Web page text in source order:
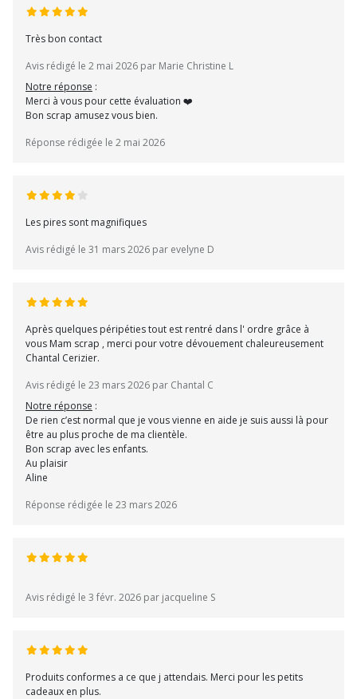
Très bon contact
Avis rédigé le 2 mai 2026 par Marie Christine L
Notre réponse :
Merci à vous pour cette évaluation ❤️
Bon scrap amusez vous bien.
Réponse rédigée le 2 mai 2026
Les pires sont magnifiques
Avis rédigé le 31 mars 2026 par evelyne D
Après quelques péripéties tout est rentré dans l' ordre grâce à
vous Mam scrap , merci pour votre dévouement chaleureusement
Chantal Cerizier.
Avis rédigé le 23 mars 2026 par Chantal C
Notre réponse :
De rien c’est normal que je vous vienne en aide je suis aussi là pour
être au plus proche de ma clientèle.
Bon scrap avec les enfants.
Au plaisir
Aline
Réponse rédigée le 23 mars 2026
Avis rédigé le 3 févr. 2026 par jacqueline S
Produits conformes a ce que j attendais. Merci pour les petits
cadeaux en plus.